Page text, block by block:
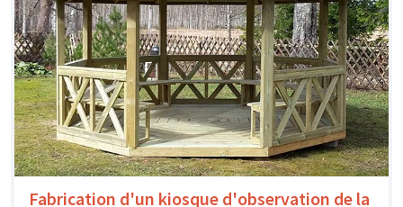
Fabrication d'un kiosque d'observation de la